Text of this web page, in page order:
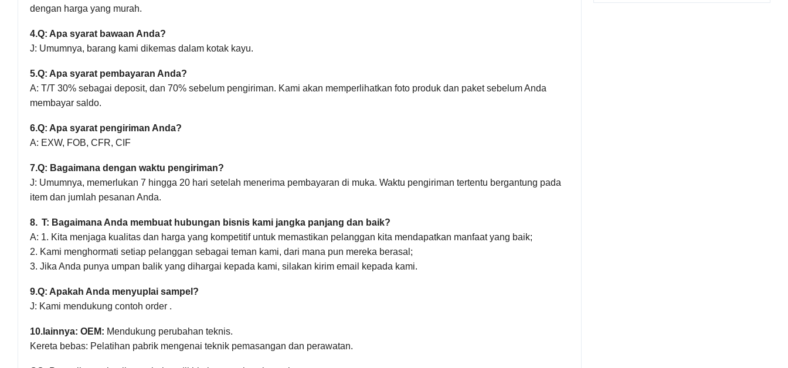
dengan harga yang murah.
4.Q: Apa syarat bawaan Anda?
J: Umumnya, barang kami dikemas dalam kotak kayu.
5.Q: Apa syarat pembayaran Anda?
A: T/T 30% sebagai deposit, dan 70% sebelum pengiriman. Kami akan memperlihatkan foto produk dan paket sebelum Anda
membayar saldo.
6.Q: Apa syarat pengiriman Anda?
A: EXW, FOB, CFR, CIF
7.Q: Bagaimana dengan waktu pengiriman?
J: Umumnya, memerlukan 7 hingga 20 hari setelah menerima pembayaran di muka. Waktu pengiriman tertentu bergantung pada
item dan jumlah pesanan Anda.
8. T: Bagaimana Anda membuat hubungan bisnis kami jangka panjang dan baik?
A: 1. Kita menjaga kualitas dan harga yang kompetitif untuk memastikan pelanggan kita mendapatkan manfaat yang baik;
2. Kami menghormati setiap pelanggan sebagai teman kami, dari mana pun mereka berasal;
3. Jika Anda punya umpan balik yang dihargai kepada kami, silakan kirim email kepada kami.
9.Q: Apakah Anda menyuplai sampel?
J: Kami mendukung contoh order .
10. lainnya: OEM: Mendukung perubahan teknis.
Kereta bebas: Pelatihan pabrik mengenai teknik pemasangan dan perawatan.